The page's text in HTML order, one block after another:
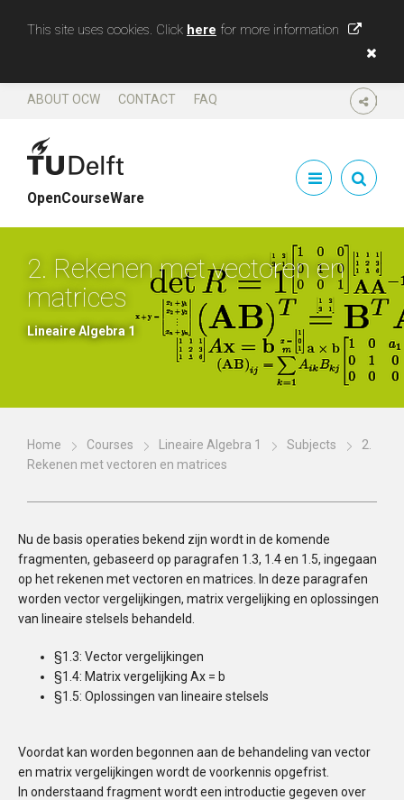
This site uses cookies. Click here for more information
SHARE
ABOUT OCW CONTACT FAQ
OpenCourseWare
2. Rekenen met vectoren en
matrices
Lineaire Algebra 1
Home Courses Lineaire Algebra 1 Subjects
2.
Rekenen met vectoren en matrices
Nu de basis operaties bekend zijn wordt in de komende
fragmenten, gebaseerd op paragrafen 1.3, 1.4 en 1.5, ingegaan
op het rekenen met vectoren en matrices. In deze paragrafen
worden vector vergelijkingen, matrix vergelijking en oplossingen
van lineaire stelsels behandeld.
§1.3: Vector vergelijkingen
§1.4: Matrix vergelijking Ax = b
§1.5: Oplossingen van lineaire stelsels
Voordat kan worden begonnen aan de behandeling van vector
en matrix vergelijkingen wordt de voorkennis opgefrist.
In onderstaand fragment wordt een introductie gegeven over